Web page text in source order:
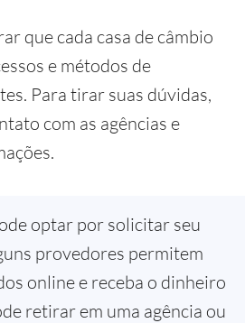
que cada casa de câmbio
e métodos de
Para tirar suas dúvidas,
com as agências e
optar por solicitar seu
provedores permitem
online e receba o dinheiro
retirar em uma agência ou